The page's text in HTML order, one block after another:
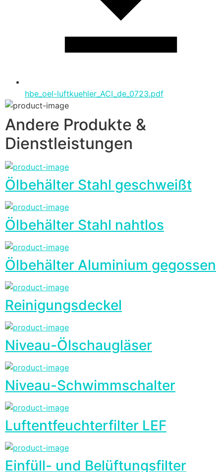
hbe_oel-luftkuehler_ACI_de_0723.pdf
Andere Produkte &
Dienstleistungen
Ölbehälter Stahl geschweißt
Ölbehälter Stahl nahtlos
Ölbehälter Aluminium gegossen
Reinigungsdeckel
Niveau-Ölschaugläser
Niveau-Schwimmschalter
Luftentfeuchterfilter LEF
Einfüll- und Belüftungsfilter